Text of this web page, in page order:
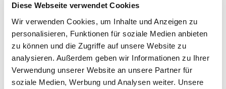
Diese Webseite verwendet Cookies
Wir verwenden Cookies, um Inhalte und Anzeigen zu
personalisieren, Funktionen für soziale Medien anbieten
zu können und die Zugriffe auf unsere Website zu
analysieren. Außerdem geben wir Informationen zu Ihrer
Verwendung unserer Website an unsere Partner für
soziale Medien, Werbung und Analysen weiter. Unsere